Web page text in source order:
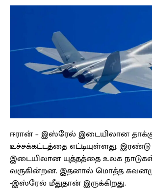
ஈரான் – இஸ்ரேல் இடையிலான
உச்சக்கட்டத்தை எட்டியுள்ளது.
இடையிலான யுத்தத்தை உலக
வருகின்றன. இதனால் மொத்த
-இஸ்ரேல் மீதுதான் இருக்கிறது.